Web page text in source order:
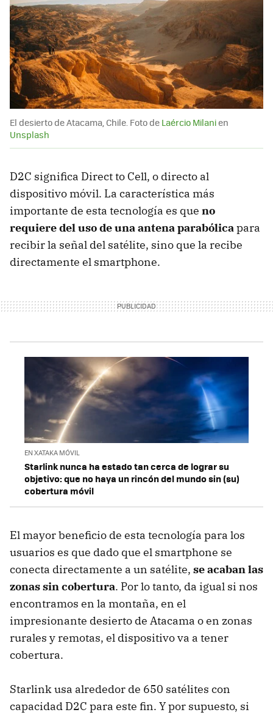
El desierto de Atacama, Chile. Foto de Laércio Milanien
Unsplash
D2C significa Direct to Cell, o directo al
dispositivo móvil. La característica más
importante de esta tecnología es que no
requiere del uso de una antena parabólicapara
recibir la señal del satélite, sino que la recibe
directamente el smartphone.
EN XATAKA MÓVIL
Starlink nunca ha estado tan cerca de lograr su
objetivo: que no haya un rincón del mundo sin (su)
cobertura móvil
El mayor beneficio de esta tecnología para los
usuarios es que dado que el smartphone se
conecta directamente a un satélite, se acaban las
zonas sin cobertura. Por lo tanto, da igual si nos
encontramos en la montaña, en el
impresionante desierto de Atacama o en zonas
rurales y remotas, el dispositivo va a tener
cobertura.
Starlink usa alrededor de 650 satélites con
capacidad D2C para este fin. Y por supuesto, si